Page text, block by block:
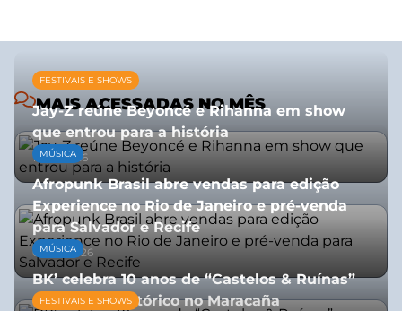
MAIS ACESSADAS NO MÊS
FESTIVAIS E SHOWS
Jay-Z reúne Beyoncé e Rihanna em show
que entrou para a história
13/07/2026
MÚSICA
Afropunk Brasil abre vendas para edição
Experience no Rio de Janeiro e pré-venda
para Salvador e Recife
03/08/2026
MÚSICA
BK’ celebra 10 anos de “Castelos & Ruínas”
com show histórico no Maracaña
FESTIVAIS E SHOWS